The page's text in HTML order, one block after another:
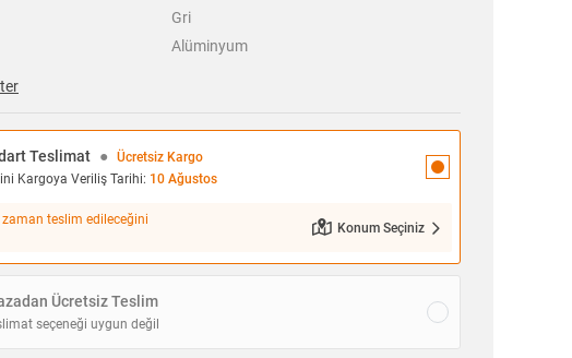
Gri
Alüminyum
Teslimat ●
Ücretsiz Kargo
Kargoya Veriliş Tarihi: 10 Ağustos
teslim edileceğini
Konum Seçiniz
Ücretsiz Teslim
seçeneği uygun değil